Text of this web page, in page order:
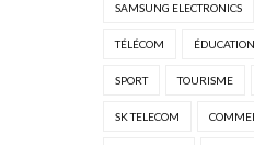
SAMSUNG ELECTRONICS
TÉLÉCOM ÉDUCATION
SPORT TOURISME
SK TELECOM